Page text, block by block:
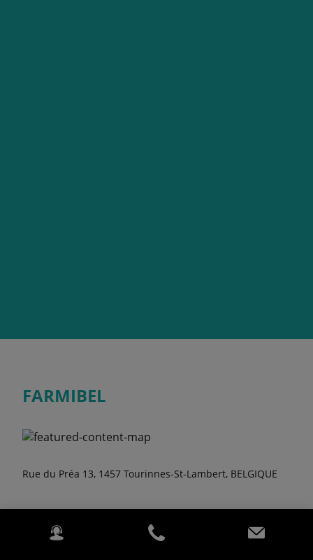
FARMIBEL
Rue du Préa 13, 1457 Tourinnes-St-Lambert, BELGIQUE